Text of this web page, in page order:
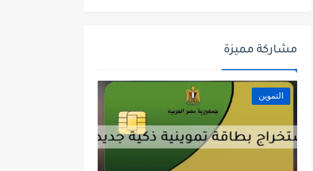
مشاركة مميزة
التموين